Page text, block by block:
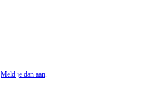
Meld je dan aan.